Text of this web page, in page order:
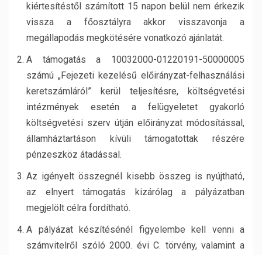
kiértesítéstől számított 15 napon belül nem érkezik
vissza a főosztályra akkor visszavonja a
megállapodás megkötésére vonatkozó ajánlatát.
A támogatás a 10032000-01220191-50000005
számú „Fejezeti kezelésű előirányzat-felhasználási
keretszámláról” kerül teljesítésre, költségvetési
intézmények esetén a felügyeletet gyakorló
költségvetési szerv útján előirányzat módosítással,
államháztartáson kívüli támogatottak részére
pénzeszköz átadással.
Az igényelt összegnél kisebb összeg is nyújtható,
az elnyert támogatás kizárólag a pályázatban
megjelölt célra fordítható.
A pályázat készítésénél figyelembe kell venni a
számvitelről szóló 2000. évi C. törvény, valamint a